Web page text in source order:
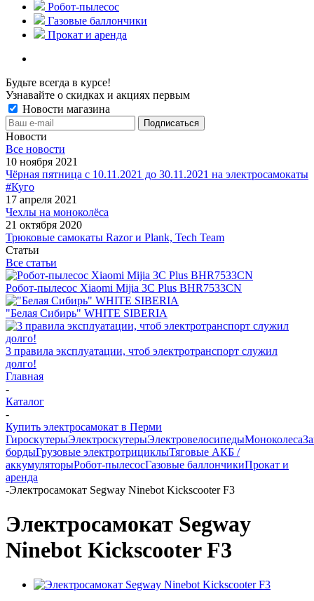
Робот-пылесос
Газовые баллончики
Прокат и аренда
Будьте всегда в курсе!
Узнавайте о скидках и акциях первым
Новости магазина
Новости
Все новости
10 ноября 2021
Чёрная пятница с 10.11.2021 до 30.11.2021 на электросамокаты
#Куго
17 апреля 2021
Чехлы на моноколёса
21 октября 2020
Трюковые самокаты Razor и Plank, Tech Team
Статьи
Все статьи
Робот-пылесос Xiaomi Mijia 3C Plus BHR7533CN
"Белая Сибирь" WHITE SIBERIA
3 правила эксплуатации, чтоб электротранспорт служил
долго!
Главная
-
Каталог
-
Купить электросамокат в Перми
ГироскутерыЭлектроскутерыЭлектровелосипедыМоноколеса
бордыГрузовые электротрициклыТяговые АКБ /
аккумуляторыРобот-пылесосГазовые баллончикиПрокат и
аренда
-Электросамокат Segway Ninebot Kickscooter F3
Электросамокат Segway
Ninebot Kickscooter F3